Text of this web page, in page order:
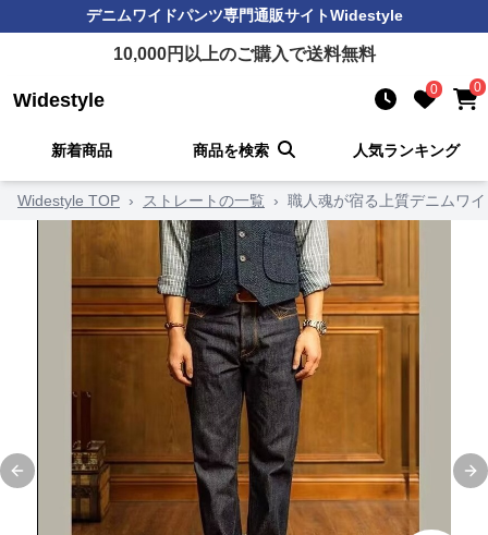
デニムワイドパンツ専門通販サイトWidestyle
10,000円以上のご購入で送料無料
Widestyle 0 0
新着商品 商品を検索 人気ランキング
Widestyle TOP › ストレートの一覧 › 職人魂が宿る上質デニムワ
Previous slide